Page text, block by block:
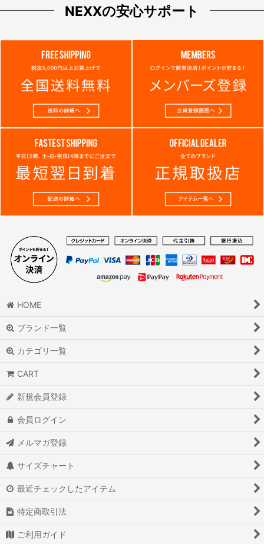
NEXXの安心サポート
HOME
ブランド一覧
カテゴリ一覧
CART
新規会員登録
会員ログイン
メルマガ登録
サイズチャート
最近チェックしたアイテム
特定商取引法
ご利用ガイド